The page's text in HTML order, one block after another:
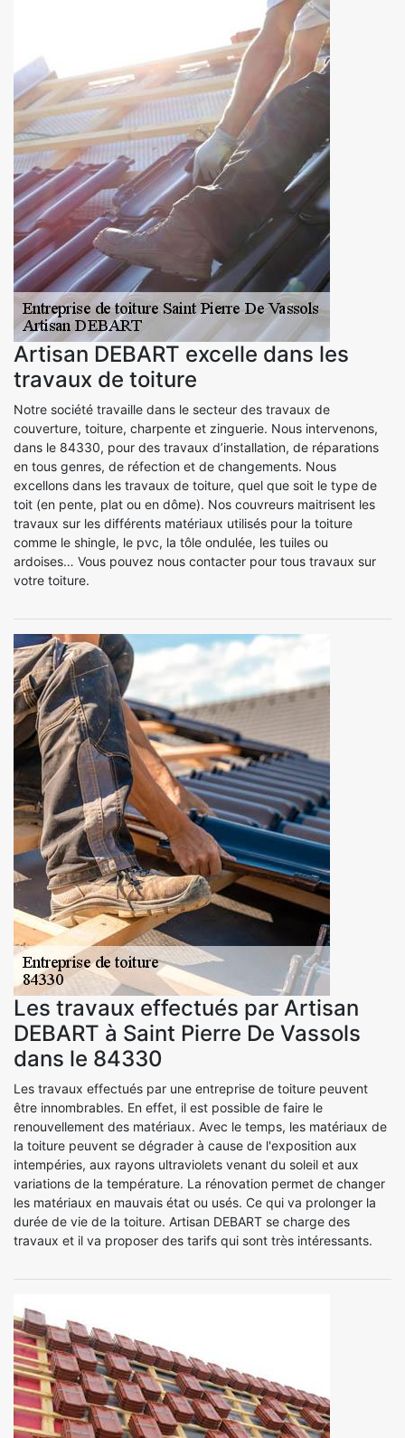
Artisan DEBART excelle dans les
travaux de toiture
Notre société travaille dans le secteur des travaux de
couverture, toiture, charpente et zinguerie. Nous intervenons,
dans le 84330, pour des travaux d’installation, de réparations
en tous genres, de réfection et de changements. Nous
excellons dans les travaux de toiture, quel que soit le type de
toit (en pente, plat ou en dôme). Nos couvreurs maitrisent les
travaux sur les différents matériaux utilisés pour la toiture
comme le shingle, le pvc, la tôle ondulée, les tuiles ou
ardoises… Vous pouvez nous contacter pour tous travaux sur
votre toiture.
Les travaux effectués par Artisan
DEBART à Saint Pierre De Vassols
dans le 84330
Les travaux effectués par une entreprise de toiture peuvent
être innombrables. En effet, il est possible de faire le
renouvellement des matériaux. Avec le temps, les matériaux de
la toiture peuvent se dégrader à cause de l'exposition aux
intempéries, aux rayons ultraviolets venant du soleil et aux
variations de la température. La rénovation permet de changer
les matériaux en mauvais état ou usés. Ce qui va prolonger la
durée de vie de la toiture. Artisan DEBART se charge des
travaux et il va proposer des tarifs qui sont très intéressants.